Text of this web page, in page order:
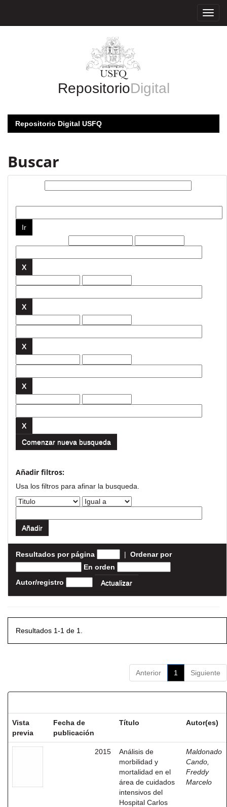
RepositorioDigital
Repositorio Digital USFQ
Buscar
Comenzar nueva busqueda
Añadir filtros:
Usa los filtros para afinar la busqueda.
Resultados por página | Ordenar por
En orden
Autor/registro
Resultados 1-1 de 1.
Anterior 1 Siguiente
Vista
previa
Fecha de
publicación
Título Autor(es)
2015
Análisis de
morbilidad y
mortalidad en el
área de cuidados
intensivos del
Hospital Carlos
Maldonado
Cando,
Freddy
Marcelo